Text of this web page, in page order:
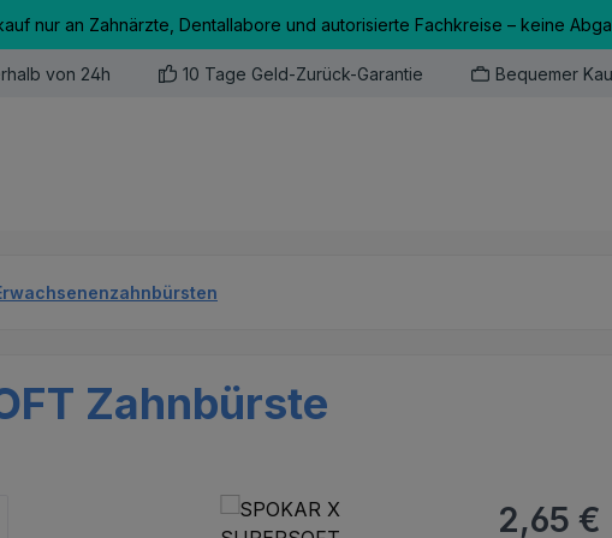
nur an Zahnärzte, Dentallabore und autorisierte Fachkreise – keine
von 24h 10 Tage Geld-Zurück-Garantie Bequemer
Zahnbürste
Regulärer
2,65 €